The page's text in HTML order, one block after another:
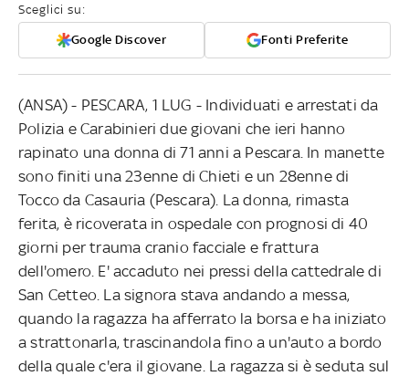
Sceglici su:
Google Discover Fonti Preferite
(ANSA) - PESCARA, 1 LUG - Individuati e arrestati da
Polizia e Carabinieri due giovani che ieri hanno
rapinato una donna di 71 anni a Pescara. In manette
sono finiti una 23enne di Chieti e un 28enne di
Tocco da Casauria (Pescara). La donna, rimasta
ferita, è ricoverata in ospedale con prognosi di 40
giorni per trauma cranio facciale e frattura
dell'omero. E' accaduto nei pressi della cattedrale di
San Cetteo. La signora stava andando a messa,
quando la ragazza ha afferrato la borsa e ha iniziato
a strattonarla, trascinandola fino a un'auto a bordo
della quale c'era il giovane. La ragazza si è seduta sul